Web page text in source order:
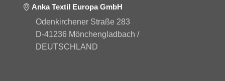
Anka Textil Europa GmbH
Odenkirchener Straße 283
D-41236 Mönchengladbach /
DEUTSCHLAND